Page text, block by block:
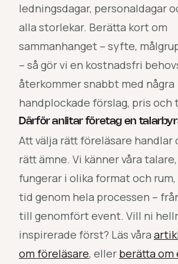
ledningsdagar, personaldagar
alla storlekar. Berätta kort om
sammanhanget – syfte,
– så gör vi en kostnadsfri
återkommer snabbt med några
handplockade förslag, pris och
Därför anlitar företag en
Att välja rätt föreläsare handlar
rätt ämne. Vi känner våra
fungerar i olika format och
tid genom hela processen –
till genomfört event. Vill ni
inspirerade först? Läs våra
om föreläsare, eller berätta om